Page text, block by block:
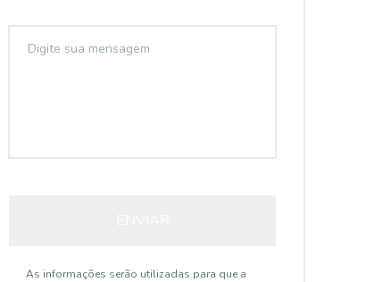
As informações serão utilizadas para que a